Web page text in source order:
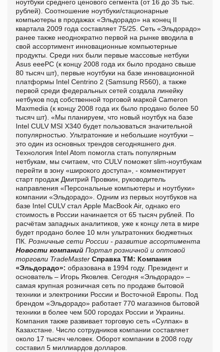
ноутбуки среднего ценового сегмента (от 16 до 35 тыс.
рублей). Соотношение ноутбуки/стационарные
компьютеры в продажах «Эльдорадо» на конец II
квартала 2009 года составляет 75/25. Сеть «Эльдорадо»
ранее также неоднократно первой на рынке вводила в
свой ассортимент инновационные компьютерные
продукты. Среди них были первые массовые нетбуки
Asus eeePC (к концу 2008 года их было продано свыше
80 тысяч шт), первые ноутбуки на базе инновационной
платформы Intel Centrino 2 (Samsung R560), а также
первой среди федеральных сетей создала линейку
нетбуков под собственной торговой маркой Cameron
Maxmedia (к концу 2008 года их было продано более 50
тысяч шт). «Мы планируем, что новый ноутбук на базе
Intel CULV MSI X340 будет пользоваться значительной
популярностью. Ультратонкие и небольшие ноутбуки –
это один из основных трендов сегодняшнего дня.
Технология Intel Atom помогла стать популярным
нетбукам, мы считаем, что CULV поможет slim-ноутбукам
перейти в зону «широкого доступа», - комментирует
старт продаж Дмитрий Провкин, руководитель
направления «Персональные компьютеры и ноутбуки»
компании «Эльдорадо». Одним из первых ноутбуков на
базе Intel CULV стал Apple MacBook Air, однако его
стоимость в России начинается от 65 тысяч рублей. По
расчётам западных аналитиков, уже к концу лета в мире
будет продано более 10 млн ультратонких бюджетных
ПК. Розничные сети России - развитие ассортимента
Новости компаний Портал розничной и оптовой
торговли TradeMaster Справка ТМ: Компания
«Эльдорадо»: образована в 1994 году. Президент и
основатель – Игорь Яковлев. Сегодня «Эльдорадо» –
самая крупная розничная сеть по продаже бытовой
техники и электроники России и Восточной Европы. Под
брендом «Эльдорадо» работает 770 магазинов бытовой
техники в более чем 500 городах России и Украины.
Компания также развивает торговую сеть «Сулпак» в
Казахстане. Число сотрудников компании составляет
около 17 тысяч человек. Оборот компании в 2008 году
составил 5 миллиардов долларов.